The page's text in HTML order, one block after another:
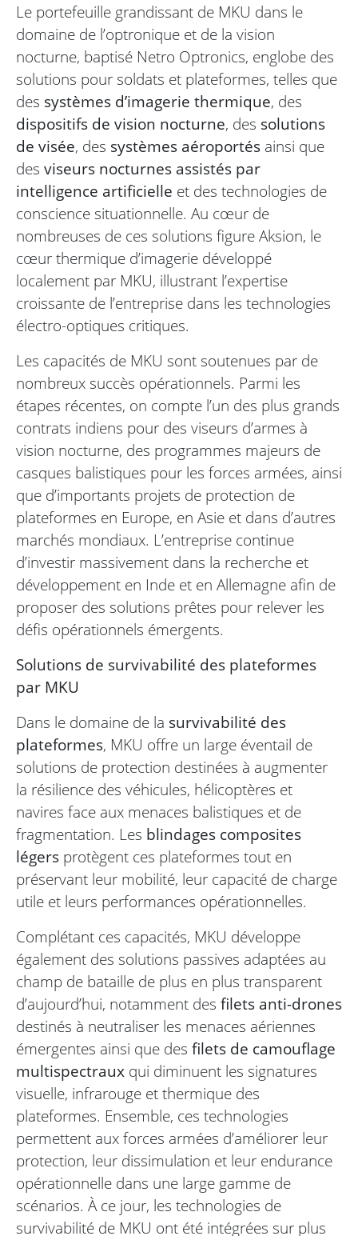
Le portefeuille grandissant de MKU dans le
domaine de l’optronique et de la vision
nocturne, baptisé Netro Optronics, englobe des
solutions pour soldats et plateformes, telles que
des systèmes d’imagerie thermique, des
dispositifs de vision nocturne, des solutions
de visée, des systèmes aéroportés ainsi que
des viseurs nocturnes assistés par
intelligence artificielle et des technologies de
conscience situationnelle. Au cœur de
nombreuses de ces solutions figure Aksion, le
cœur thermique d’imagerie développé
localement par MKU, illustrant l’expertise
croissante de l’entreprise dans les technologies
électro-optiques critiques.
Les capacités de MKU sont soutenues par de
nombreux succès opérationnels. Parmi les
étapes récentes, on compte l’un des plus grands
contrats indiens pour des viseurs d’armes à
vision nocturne, des programmes majeurs de
casques balistiques pour les forces armées, ainsi
que d’importants projets de protection de
plateformes en Europe, en Asie et dans d’autres
marchés mondiaux. L’entreprise continue
d’investir massivement dans la recherche et
développement en Inde et en Allemagne afin de
proposer des solutions prêtes pour relever les
défis opérationnels émergents.
Solutions de survivabilité des plateformes
par MKU
Dans le domaine de la survivabilité des
plateformes, MKU offre un large éventail de
solutions de protection destinées à augmenter
la résilience des véhicules, hélicoptères et
navires face aux menaces balistiques et de
fragmentation. Les blindages composites
légers protègent ces plateformes tout en
préservant leur mobilité, leur capacité de charge
utile et leurs performances opérationnelles.
Complétant ces capacités, MKU développe
également des solutions passives adaptées au
champ de bataille de plus en plus transparent
d’aujourd’hui, notamment des filets anti-drones
destinés à neutraliser les menaces aériennes
émergentes ainsi que des filets de camouflage
multispectraux qui diminuent les signatures
visuelle, infrarouge et thermique des
plateformes. Ensemble, ces technologies
permettent aux forces armées d’améliorer leur
protection, leur dissimulation et leur endurance
opérationnelle dans une large gamme de
scénarios. À ce jour, les technologies de
survivabilité de MKU ont été intégrées sur plus